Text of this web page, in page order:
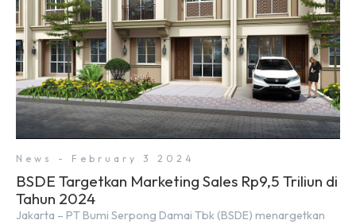
News - February 3 2024
BSDE Targetkan Marketing Sales Rp9,5 Triliun di
Tahun 2024
Jakarta – PT Bumi Serpong Damai Tbk (BSDE) menargetkan